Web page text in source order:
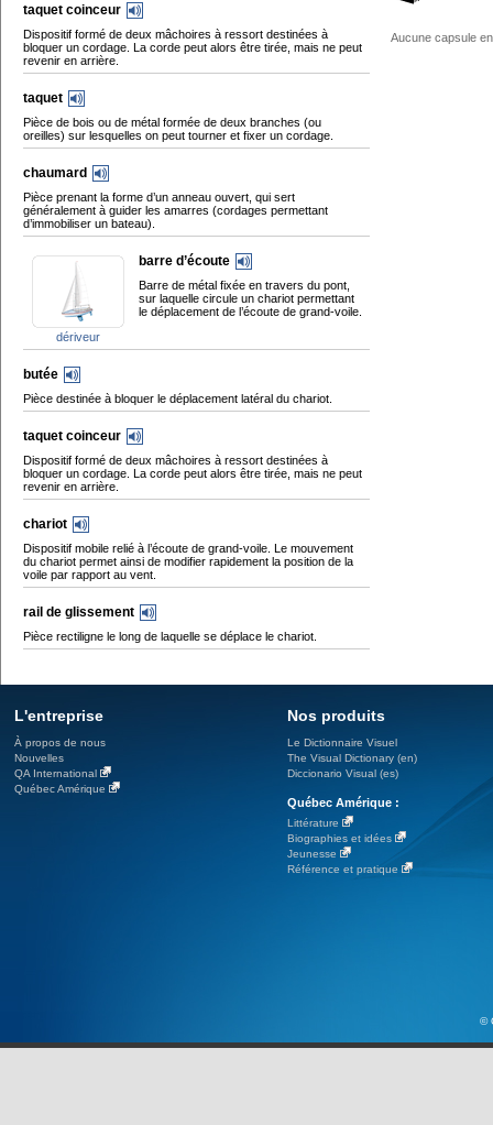
taquet coinceur
Dispositif formé de deux mâchoires à ressort destinées à
bloquer un cordage. La corde peut alors être tirée, mais ne peut
revenir en arrière.
taquet
Pièce de bois ou de métal formée de deux branches (ou
oreilles) sur lesquelles on peut tourner et fixer un cordage.
chaumard
Pièce prenant la forme d’un anneau ouvert, qui sert
généralement à guider les amarres (cordages permettant
d’immobiliser un bateau).
dériveur
barre d’écoute
Barre de métal fixée en travers du pont,
sur laquelle circule un chariot permettant
le déplacement de l’écoute de grand-voile.
butée
Pièce destinée à bloquer le déplacement latéral du chariot.
taquet coinceur
Dispositif formé de deux mâchoires à ressort destinées à
bloquer un cordage. La corde peut alors être tirée, mais ne peut
revenir en arrière.
chariot
Dispositif mobile relié à l’écoute de grand-voile. Le mouvement
du chariot permet ainsi de modifier rapidement la position de la
voile par rapport au vent.
rail de glissement
Pièce rectiligne le long de laquelle se déplace le chariot.
Aucune capsule
L'entreprise
À propos de nous
Nouvelles
QA International
Québec Amérique
Nos produits
Le Dictionnaire Visuel
The Visual Dictionary (en)
Diccionario Visual (es)
Québec Amérique :
Littérature
Biographies et idées
Jeunesse
Référence et pratique
©